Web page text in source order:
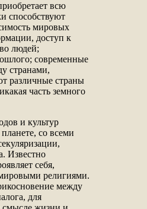
всю
способствуют
мировых
доступ к
людей;
современные
странами,
различные страны
часть земного
и культур
со всеми
Известно
себя,
религиями.
между
для